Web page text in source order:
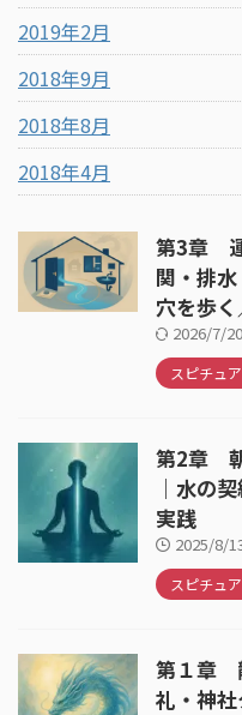
2019年2月
2018年9月
2018年8月
2018年4月
第3章
関・排
穴を歩
2026/7/20
スピチュ
第2章
｜水の
実践
2025/8/
スピチュ
第１章
礼・神